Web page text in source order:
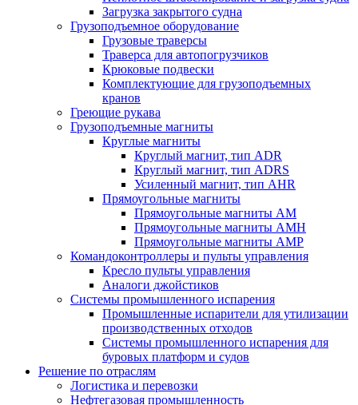
Загрузка закрытого судна
Грузоподъемное оборудование
Грузовые траверсы
Траверса для автопогрузчиков
Крюковые подвески
Комплектующие для грузоподъемных
кранов
Греющие рукава
Грузоподъемные магниты
Круглые магниты
Круглый магнит, тип ADR
Круглый магнит, тип ADRS
Усиленный магнит, тип AHR
Прямоугольные магниты
Прямоугольные магниты AM
Прямоугольные магниты AMH
Прямоугольные магниты AMP
Командоконтроллеры и пульты управления
Кресло пульты управления
Аналоги джойстиков
Системы промышленного испарения
Промышленные испарители для утилизации
производственных отходов
Системы промышленного испарения для
буровых платформ и судов
Решение по отраслям
Логистика и перевозки
Нефтегазовая промышленность